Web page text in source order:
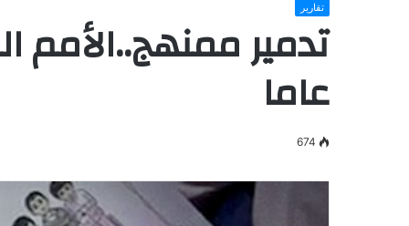
تقارير
تدمير ممنهج..الأمم
عاما
674